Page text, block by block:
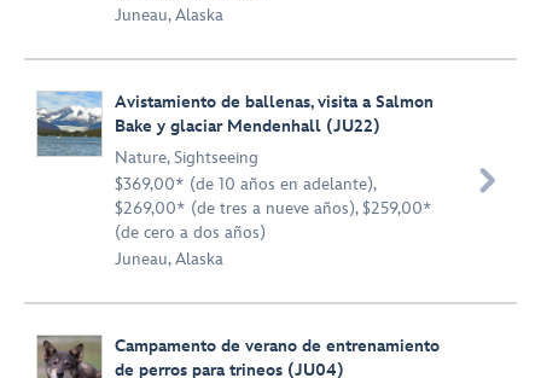
Juneau, Alaska
Avistamiento de ballenas, visita a Salmon
Bake y glaciar Mendenhall (JU22)
Nature,Sightseeing
$369,00* (de 10 años en adelante),
$269,00* (de tres a nueve años), $259,00*
(de cero a dos años)
Juneau, Alaska

Campamento de verano de entrenamiento
de perros para trineos (JU04)